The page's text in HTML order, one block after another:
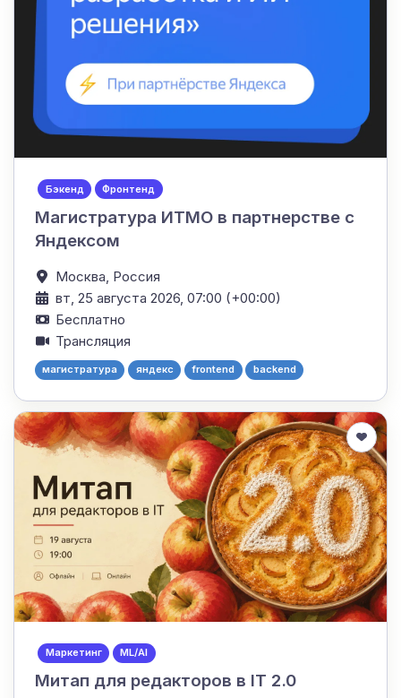
Бэкенд Фронтенд
Магистратура ИТМО в партнерстве с
Яндексом
Москва, Россия
вт, 25 августа 2026, 07:00 (+00:00)
Бесплатно
Трансляция
магистратура яндекс frontend backend
Маркетинг ML/AI
Митап для редакторов в IT 2.0